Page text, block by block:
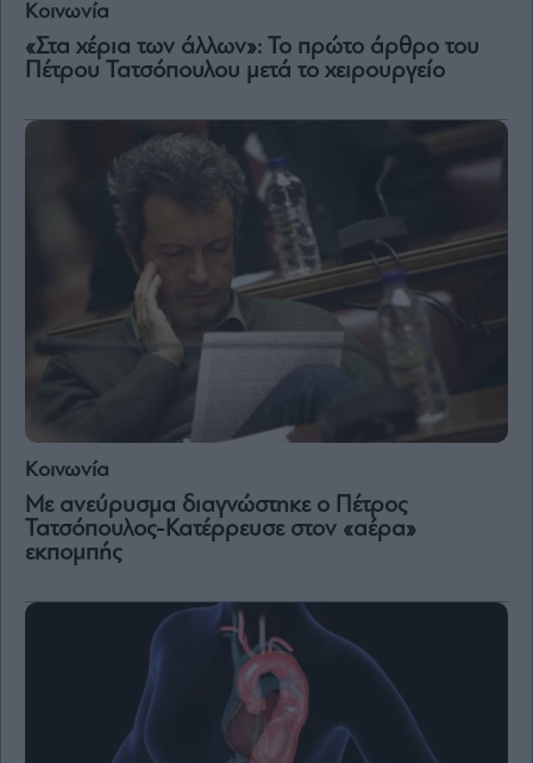
Κοινωνία
«Στα χέρια των άλλων»: Το πρώτο άρθρο του
Πέτρου Τατσόπουλου μετά το χειρουργείο
Κοινωνία
Με ανεύρυσμα διαγνώστηκε ο Πέτρος
Τατσόπουλος-Κατέρρευσε στον «αέρα»
εκπομπής